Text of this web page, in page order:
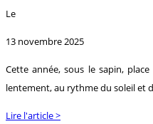
Le
13 novembre 2025
Cette année, sous le sapin,
lentement, au rythme du soleil et
Lire l'article >